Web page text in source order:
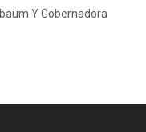
Y Gobernadora